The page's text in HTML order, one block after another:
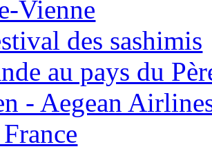
Vienne
des sashimis
au pays du
- Aegean